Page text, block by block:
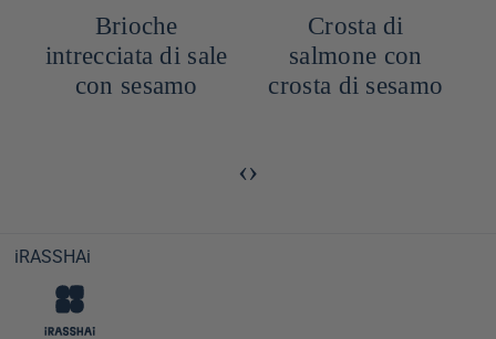
Brioche
intrecciata di sale
con sesamo
Crosta di
salmone con
crosta di sesamo
‹›
iRASSHAi